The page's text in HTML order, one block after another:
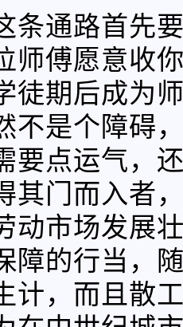
条通路首先
师傅愿意收
徒期后成为
不是个障碍
要点运气，
其门而入者
动市场发展
障的行当，
计，而且散